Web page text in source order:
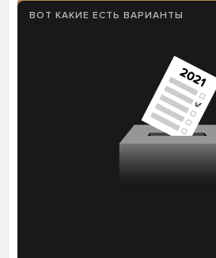
ВОТ КАКИЕ ЕСТЬ ВАРИАНТЫ